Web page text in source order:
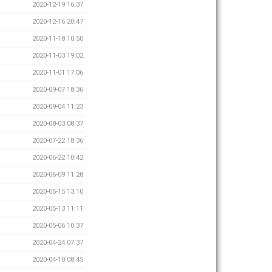
2020-12-19 16:37
2020-12-16 20:47
2020-11-18 10:50
2020-11-03 19:02
2020-11-01 17:06
2020-09-07 18:36
2020-09-04 11:23
2020-08-03 08:37
2020-07-22 18:36
2020-06-22 10:42
2020-06-09 11:28
2020-05-15 13:10
2020-05-13 11:11
2020-05-06 10:37
2020-04-24 07:37
2020-04-10 08:45